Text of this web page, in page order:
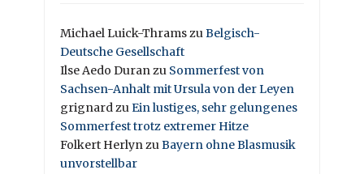
Michael Luick-ThramszuBelgisch-
Deutsche Gesellschaft
Ilse Aedo Duranzu Sommerfest von
Sachsen-Anhalt mit Ursula von der Leyen
grignardzuEin lustiges, sehr gelungenes
Sommerfest trotz extremer Hitze
Folkert HerlynzuBayern ohne Blasmusik
unvorstellbar